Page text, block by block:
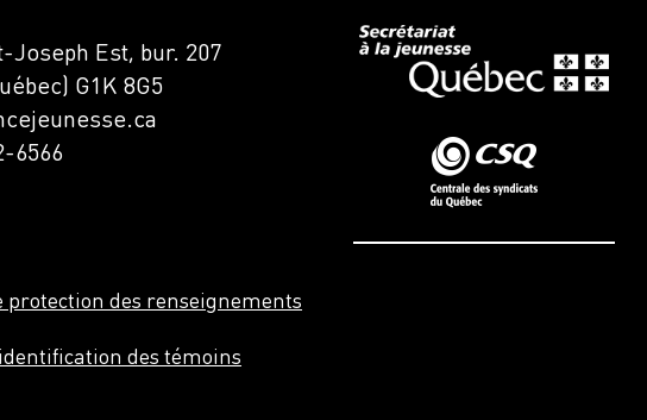
Joseph Est, bur. 207
G1K 8G5
6566
protection des renseignements
des témoins